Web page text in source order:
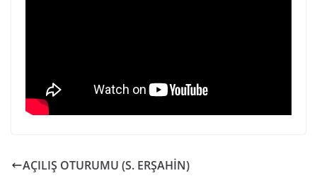
AÇILIŞ OTURUMU (S. ERŞAHİN)